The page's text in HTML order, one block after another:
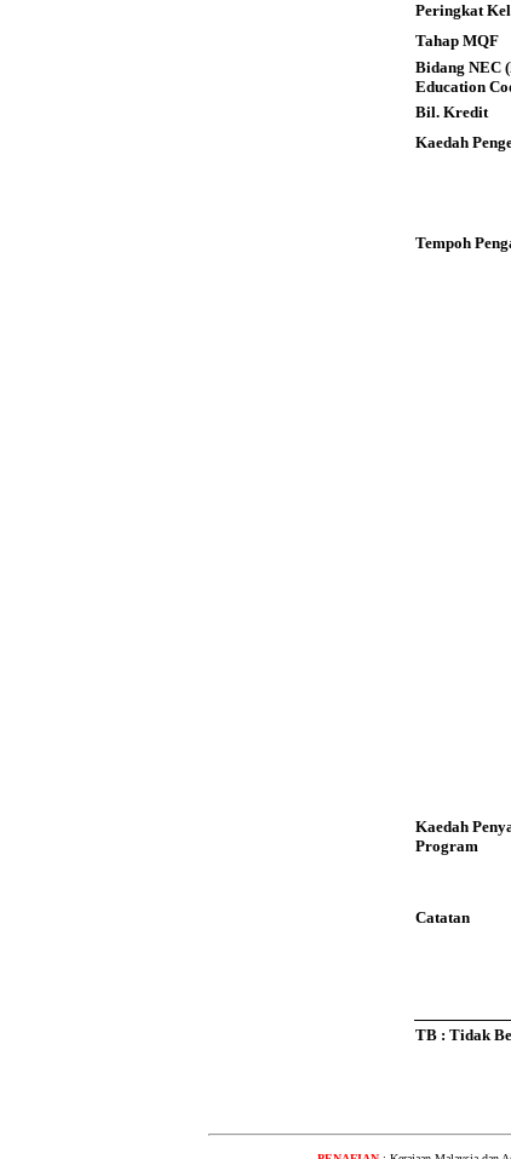
Peringkat
Tahap MQF
Bidang NEC
Education
Bil. Kredit
Kaedah
Tempoh
Kaedah
Program
Catatan
TB : Tidak